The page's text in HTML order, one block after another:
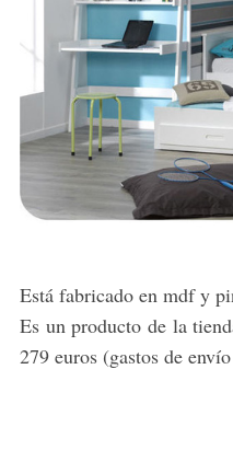
Está fabricado en mdf y
Es un producto de la
279 euros (gastos de
S
e